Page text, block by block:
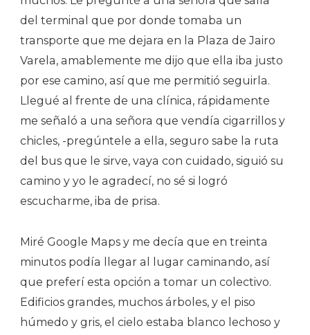
del terminal que por donde tomaba un
transporte que me dejara en la Plaza de Jairo
Varela, amablemente me dijo que ella iba justo
por ese camino, así que me permitió seguirla.
Llegué al frente de una clínica, rápidamente
me señaló a una señora que vendía cigarrillos y
chicles, -pregúntele a ella, seguro sabe la ruta
del bus que le sirve, vaya con cuidado, siguió su
camino y yo le agradecí, no sé si logró
escucharme, iba de prisa.
Miré Google Maps y me decía que en treinta
minutos podía llegar al lugar caminando, así
que preferí esta opción a tomar un colectivo.
Edificios grandes, muchos árboles, y el piso
húmedo y gris, el cielo estaba blanco lechoso y